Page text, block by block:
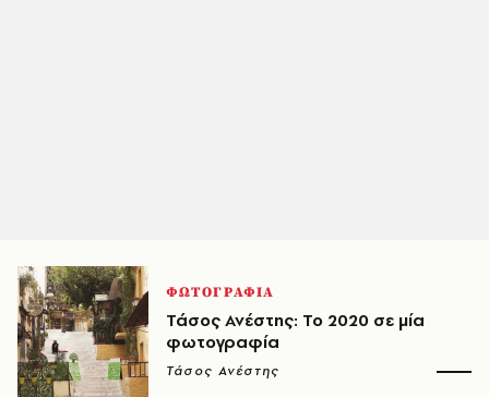
ΦΩΤΟΓΡΑΦΙΑ
Τάσος Ανέστης: To 2020 σε μία
φωτογραφία
Τάσος Ανέστης